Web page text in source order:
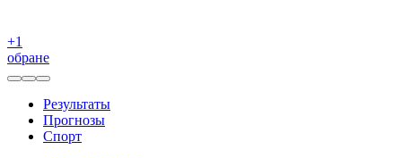
+1
обране
Результаты
Прогнозы
Спорт